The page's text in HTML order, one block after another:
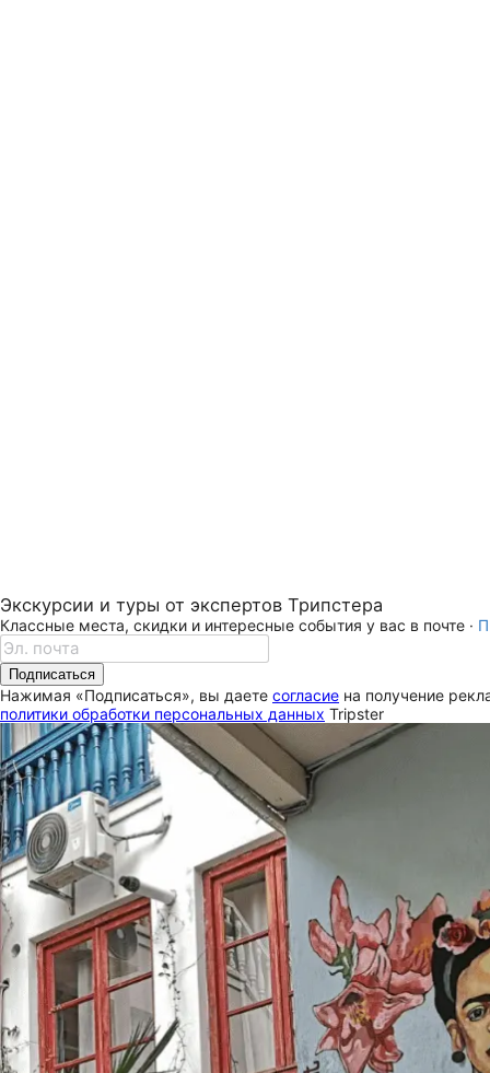
Экскурсии и туры от экспертов Трипстера
Классные места, скидки и интересные события у вас в почте ·
Подписаться
Нажимая «Подписаться», вы даете согласие на получение
политики обработки персональных данных Tripster